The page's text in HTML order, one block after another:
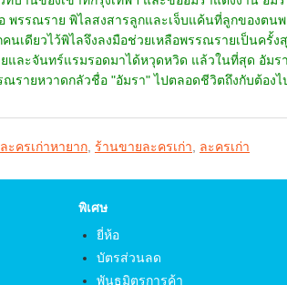
ละครเก่าหายาก ร้านขายละครเก่า ละครเก่า
พิเศษ
ยี่ห้อ
บัตรส่วนลด
พันธมิตรการค้า